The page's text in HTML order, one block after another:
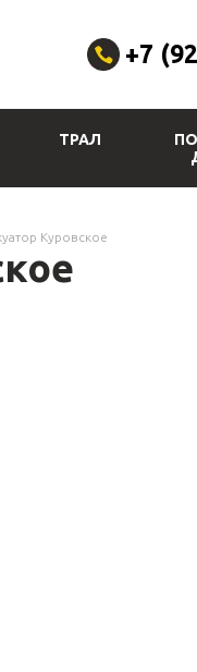
+7
ТРАЛ
Куровское